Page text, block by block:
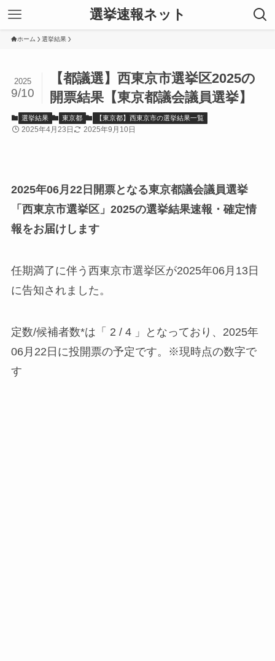
選挙速報ネット
ホーム 選挙結果
【都議選】西東京市選挙区2025の
開票結果【東京都議会議員選挙】
2025
9/10
選挙結果 東京都 【東京都】西東京市の選挙結果一覧
2025年4月23日 2025年9月10日
2025年06月22日開票となる東京都議会議員選挙
「西東京市選挙区」2025の選挙結果速報・確定情
報をお届けします
任期満了に伴う西東京市選挙区が2025年06月13日
に告知されました。
定数/候補者数*は「 2 / 4 」となっており、2025年
06月22日に投開票の予定です。※現時点の数字で
す